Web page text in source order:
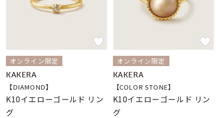
オンライン限定
KAKERA
【DIAMOND】
K10イエローゴールド リン
グ
オンライン限定
KAKERA
【COLOR STONE】
K10イエローゴールド リン
グ